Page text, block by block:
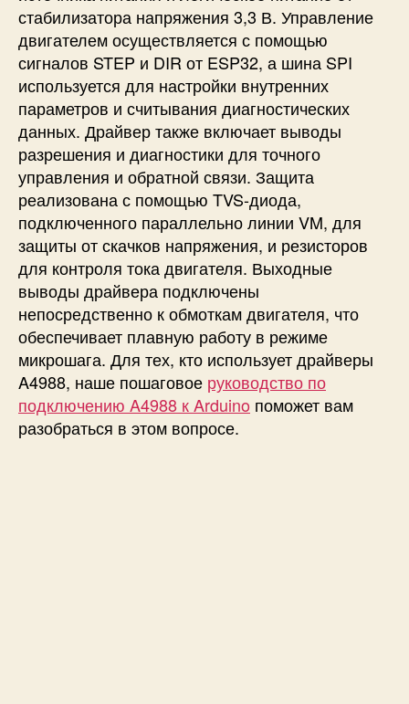
стабилизатора напряжения 3,3 В. Управление
двигателем осуществляется с помощью
сигналов STEP и DIR от ESP32, а шина SPI
используется для настройки внутренних
параметров и считывания диагностических
данных. Драйвер также включает выводы
разрешения и диагностики для точного
управления и обратной связи. Защита
реализована с помощью TVS-диода,
подключенного параллельно линии VM, для
защиты от скачков напряжения, и резисторов
для контроля тока двигателя. Выходные
выводы драйвера подключены
непосредственно к обмоткам двигателя, что
обеспечивает плавную работу в режиме
микрошага. Для тех, кто использует драйверы
A4988, наше пошаговое руководство по
подключению A4988 к Arduino поможет вам
разобраться в этом вопросе.